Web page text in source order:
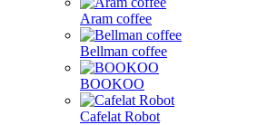
Aram coffee
Bellman coffee
BOOKOO
Cafelat Robot